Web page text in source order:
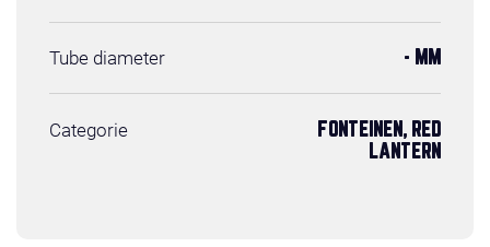
Tube diameter - MM
Categorie
FONTEINEN, RED
LANTERN